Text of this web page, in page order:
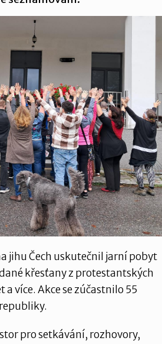
jihu Čech uskutečnil jarní pobyt
křesťany z protestantských
více. Akce se zúčastnilo 55
pro setkávání, rozhovory,